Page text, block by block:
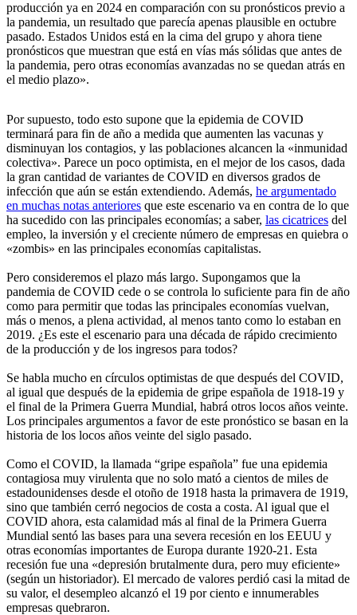
producción ya en 2024 en comparación con su pronósticos previo a
la pandemia, un resultado que parecía apenas plausible en octubre
pasado. Estados Unidos está en la cima del grupo y ahora tiene
pronósticos que muestran que está en vías más sólidas que antes de
la pandemia, pero otras economías avanzadas no se quedan atrás en
el medio plazo».
Por supuesto, todo esto supone que la epidemia de COVID
terminará para fin de año a medida que aumenten las vacunas y
disminuyan los contagios, y las poblaciones alcancen la «inmunidad
colectiva». Parece un poco optimista, en el mejor de los casos, dada
la gran cantidad de variantes de COVID en diversos grados de
infección que aún se están extendiendo. Además, he argumentado
en muchas notas anteriores que este escenario va en contra de lo que
ha sucedido con las principales economías; a saber, las cicatrices del
empleo, la inversión y el creciente número de empresas en quiebra o
«zombis» en las principales economías capitalistas.
Pero consideremos el plazo más largo. Supongamos que la
pandemia de COVID cede o se controla lo suficiente para fin de año
como para permitir que todas las principales economías vuelvan,
más o menos, a plena actividad, al menos tanto como lo estaban en
2019. ¿Es este el escenario para una década de rápido crecimiento
de la producción y de los ingresos para todos?
Se habla mucho en círculos optimistas de que después del COVID,
al igual que después de la epidemia de gripe española de 1918-19 y
el final de la Primera Guerra Mundial, habrá otros locos años veinte.
Los principales argumentos a favor de este pronóstico se basan en la
historia de los locos años veinte del siglo pasado.
Como el COVID, la llamada “gripe española” fue una epidemia
contagiosa muy virulenta que no solo mató a cientos de miles de
estadounidenses desde el otoño de 1918 hasta la primavera de 1919,
sino que también cerró negocios de costa a costa. Al igual que el
COVID ahora, esta calamidad más al final de la Primera Guerra
Mundial sentó las bases para una severa recesión en los EEUU y
otras economías importantes de Europa durante 1920-21. Esta
recesión fue una «depresión brutalmente dura, pero muy eficiente»
(según un historiador). El mercado de valores perdió casi la mitad de
su valor, el desempleo alcanzó el 19 por ciento e innumerables
empresas quebraron.